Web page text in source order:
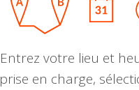
Entrez votre lieu et
prise en charge,